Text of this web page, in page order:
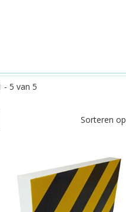
- 5 van 5
Sorteren op